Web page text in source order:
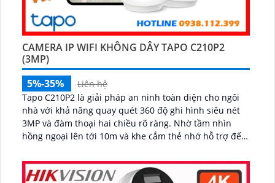
CAMERA IP WIFI KHÔNG DÂY TAPO C210P2
(3MP)
5%-35%
Liên hệ
Tapo C210P2 là giải pháp an ninh toàn diện cho ngôi
nhà với khả năng quay quét 360 độ ghi hình siêu nét
3MP và đàm thoại hai chiều rõ ràng. Nhờ tầm nhìn
hồng ngoại lên tới 10m và khe cắm thẻ nhớ hỗ trợ đến